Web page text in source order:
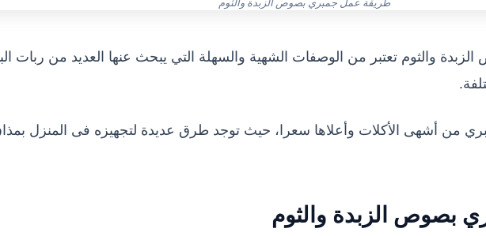
والثوم تعتبر من الوصفات الشهية والسهلة التي يبحث عنها العديد من ربات
من أشهى الأكلات وأعلاها سعرا، حيث توجد طرق عديدة لتجهيزه فى المنزل
بصوص الزبدة والثوم